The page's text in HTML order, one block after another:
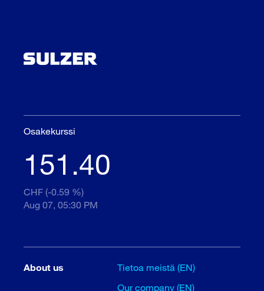
Osakekurssi
151.40
CHF (-0.59 %)
Aug 07, 05:30 PM
About us
Tietoa meistä (EN)
Our company (EN)